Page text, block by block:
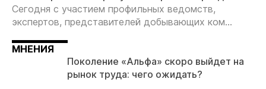
Сегодня с участием профильных ведомств,
экспертов, представителей добывающих ком...
МНЕНИЯ
Поколение «Альфа» скоро выйдет на
рынок труда: чего ожидать?